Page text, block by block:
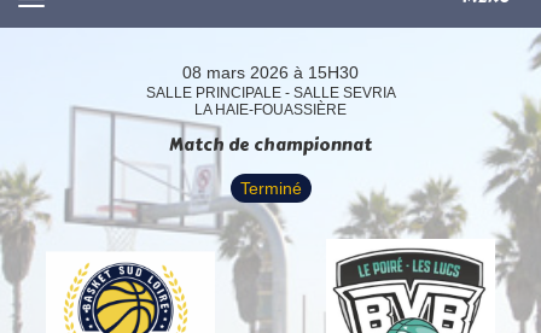
08 mars 2026 à 15H30
SALLE PRINCIPALE - SALLE SEVRIA
LA HAIE-FOUASSIÈRE
Match de championnat
Terminé